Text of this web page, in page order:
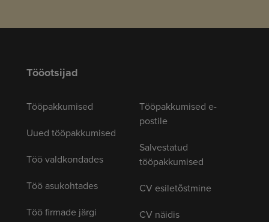
Tööotsijad
Tööpakkumised
Uued tööpakkumised
Töö valdkondades
Töö asukohtades
Töö firmade järgi
Tööpakkumised e-
postile
Salvestatud
tööpakkumised
CV esiletõstmine
CV näidis